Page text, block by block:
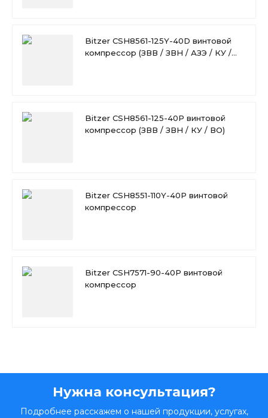
Bitzer CSH8561-125Y-40D винтовой
компрессор (ЗВВ / ЗВН / АЗЭ / КУ /
Bitzer CSH8561-125-40P винтовой
компрессор (ЗВВ / ЗВН / КУ / ВО)
Bitzer CSH8551-110Y-40P винтовой
компрессор
Bitzer CSH7571-90-40P винтовой
компрессор
Нужна консультация?
Подробнее расскажем о нашей продукции, услугах,